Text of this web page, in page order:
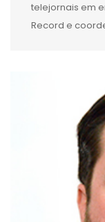
telejornais em
Record e